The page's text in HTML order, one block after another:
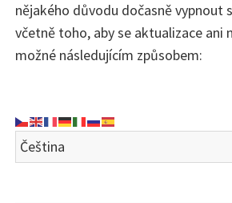
nějakého důvodu dočasně vypnout
včetně toho, aby se aktualizace ani
možné následujícím způsobem: